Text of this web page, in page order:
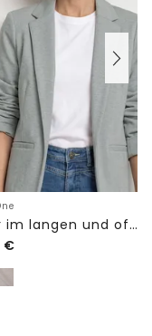
Blazer im langen und offenen Schnitt
€